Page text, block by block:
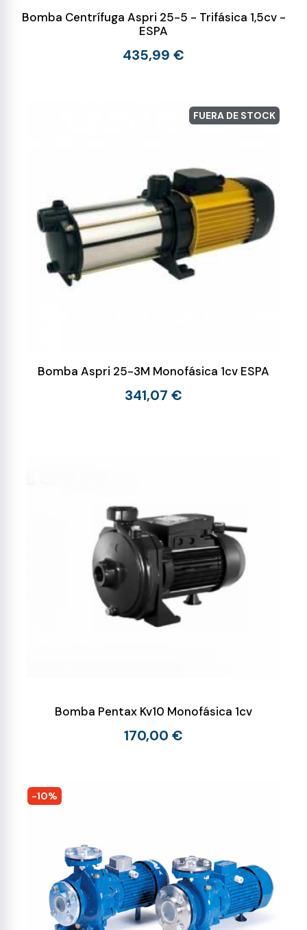
Bomba Centrífuga Aspri 25-5 - Trifásica 1,5cv -
ESPA
435,99 €
FUERA DE STOCK
Bomba Aspri 25-3M Monofásica 1cv ESPA
341,07 €
Bomba Pentax Kv10 Monofásica 1cv
170,00 €
-10%